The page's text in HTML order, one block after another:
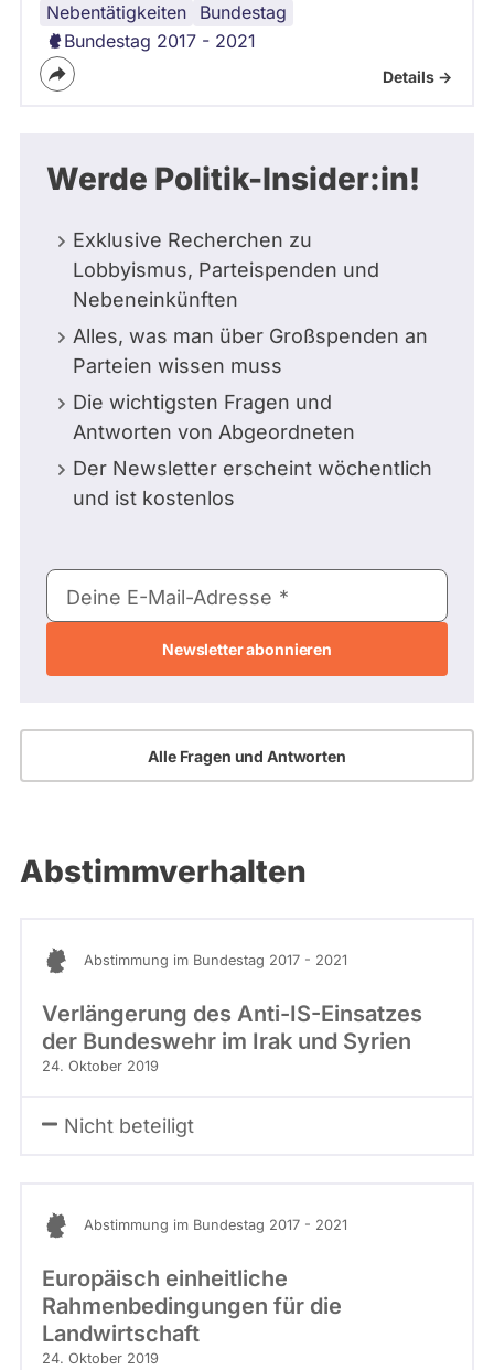
Nebentätigkeiten Bundestag
Mandat
Bundestag 2017 - 2021
Details ->
Werde Politik-Insider:in!
Exklusive Recherchen zu
Lobbyismus, Parteispenden und
Nebeneinkünften
Alles, was man über Großspenden an
Parteien wissen muss
Die wichtigsten Fragen und
Antworten von Abgeordneten
Der Newsletter erscheint wöchentlich
und ist kostenlos
E-
Mail-
Deine E-Mail-Adresse
Alle Fragen und Antworten
Abstimmverhalten
Abstimmung im Bundestag 2017 - 2021
Verlängerung des Anti-IS-Einsatzes
der Bundeswehr im Irak und Syrien
24. Oktober 2019
Nicht beteiligt
Abstimmung im Bundestag 2017 - 2021
Europäisch einheitliche
Rahmenbedingungen für die
Landwirtschaft
24. Oktober 2019